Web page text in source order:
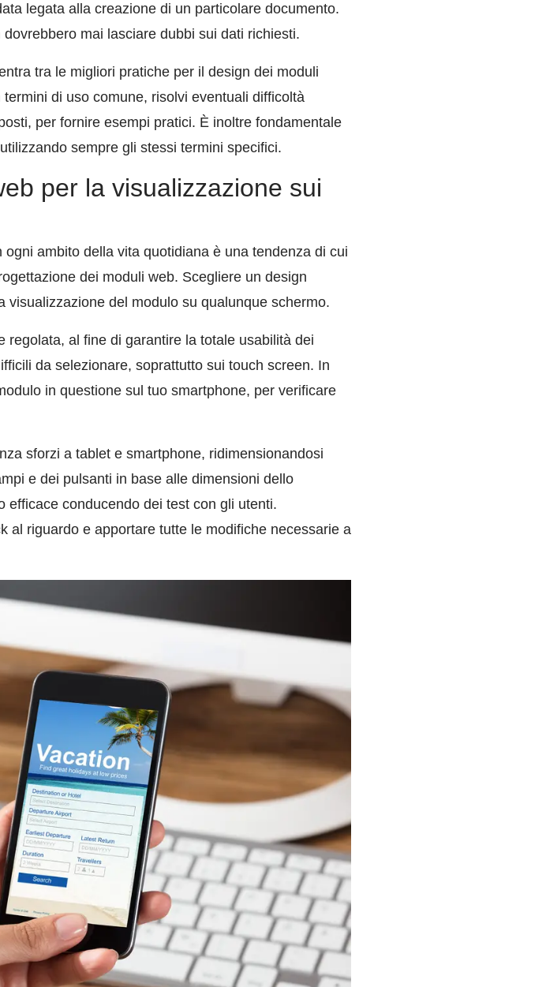
legata alla creazione di un particolare documento.
mai lasciare dubbi sui dati richiesti.
tra le migliori pratiche per il design dei moduli
di uso comune, risolvi eventuali difficoltà
per fornire esempi pratici. È inoltre fondamentale
sempre gli stessi termini specifici.
per la visualizzazione sui
ambito della vita quotidiana è una tendenza di cui
dei moduli web. Scegliere un design
del modulo su qualunque schermo.
al fine di garantire la totale usabilità dei
da selezionare, soprattutto sui touch screen. In
in questione sul tuo smartphone, per verificare
sforzi a tablet e smartphone, ridimensionandosi
e dei pulsanti in base alle dimensioni dello
efficace conducendo dei test con gli utenti.
al riguardo e apportare tutte le modifiche necessarie a